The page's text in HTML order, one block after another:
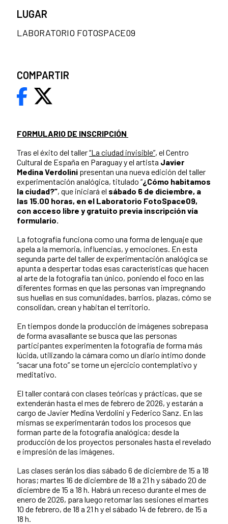
FORMULARIO DE INSCRIPCIÓN
Tras el éxito del taller“La ciudad invisible”, el Centro
Cultural de España en Paraguay y el artista Javier
Medina Verdolini presentan una nueva edición del taller
experimentación analógica, titulado “¿Cómo habitamos
la ciudad?”, que iniciará el sábado 6 de diciembre, a
las 15.00 horas, en el Laboratorio FotoSpace09,
con acceso libre y gratuito previa inscripción vía
formulario.
La fotografía funciona como una forma de lenguaje que
apela a la memoria, influencias, y emociones. En esta
segunda parte del taller de experimentación analógica se
apunta a despertar todas esas características que hacen
al arte de la fotografía tan único, poniendo el foco en las
diferentes formas en que las personas van impregnando
sus huellas en sus comunidades, barrios, plazas, cómo se
consolidan, crean y habitan el territorio.
En tiempos donde la producción de imágenes sobrepasa
de forma avasallante se busca que las personas
participantes experimenten la fotografía de forma más
lúcida, utilizando la cámara como un diario íntimo donde
“sacar una foto” se torne un ejercicio contemplativo y
meditativo.
El taller contará con clases teóricas y prácticas, que se
extenderán hasta el mes de febrero de 2026, y estarán a
cargo de Javier Medina Verdolini y Federico Sanz. En las
mismas se experimentarán todos los procesos que
forman parte de la fotografía analógica; desde la
producción de los proyectos personales hasta el revelado
e impresión de las imágenes.
Las clases serán los días sábado 6 de diciembre de 15 a 18
horas; martes 16 de diciembre de 18 a 21 h y sábado 20 de
diciembre de 15 a 18 h. Habrá un receso durante el mes de
enero de 2026, para luego retomar las sesiones el martes
10 de febrero, de 18 a 21 h y el sábado 14 de febrero, de 15 a
18 h.
LUGAR
LABORATORIO FOTOSPACE09
COMPARTIR